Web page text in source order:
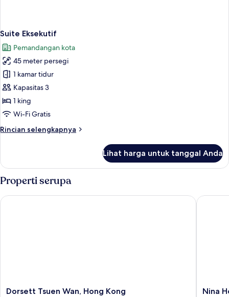
Suite Eksekutif
Pemandangan kota
45 meter persegi
1 kamar tidur
Kapasitas 3
1 king
Wi-Fi Gratis
Rincian selengkapnya
Rincian
Suite
Eksekutif
Lihat harga untuk tanggal Anda
Properti serupa
Dorsett
Dorsett Tsuen Wan, Hong Kong
Dorsett Tsuen Wan, Hong Kong
Nina
Nina
Nina